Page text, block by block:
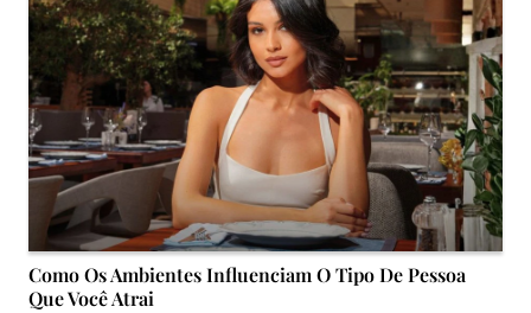
Como Os Ambientes Influenciam O Tipo De Pessoa
Que Você Atrai